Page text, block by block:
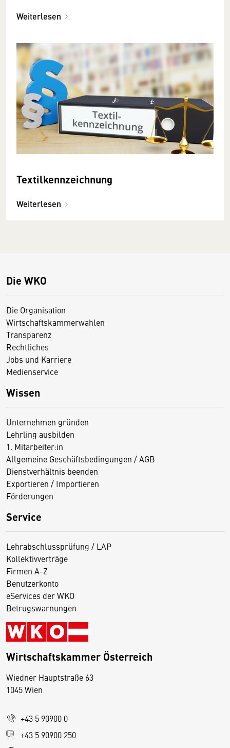
Weiterlesen
Textilkennzeichnung
Weiterlesen
Die WKO
Die Organisation
Wirtschaftskammerwahlen
Transparenz
Rechtliches
Jobs und Karriere
Medienservice
Wissen
Unternehmen gründen
Lehrling ausbilden
1. Mitarbeiter:in
Allgemeine Geschäftsbedingungen / AGB
Dienstverhältnis beenden
Exportieren / Importieren
Förderungen
Service
Lehrabschlussprüfung / LAP
Kollektivverträge
Firmen A-Z
Benutzerkonto
eServices der WKO
Betrugswarnungen
Wirtschaftskammer Österreich
Wiedner Hauptstraße 63
1045 Wien
+43 5 90900 0
+43 5 90900 250
D
s
e